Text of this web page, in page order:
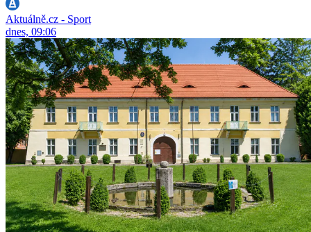
Aktuálně.cz - Sport
dnes, 09:06